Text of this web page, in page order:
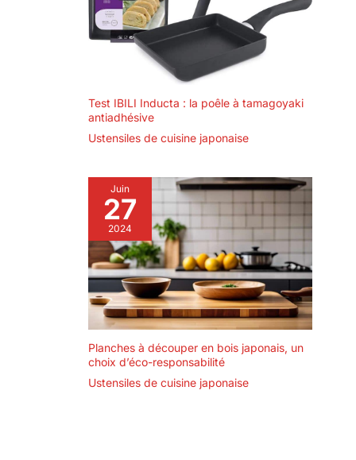
Test IBILI Inducta : la poêle à tamagoyaki
antiadhésive
Ustensiles de cuisine japonaise
Juin
27
2024
Planches à découper en bois japonais, un
choix d’éco-responsabilité
Ustensiles de cuisine japonaise